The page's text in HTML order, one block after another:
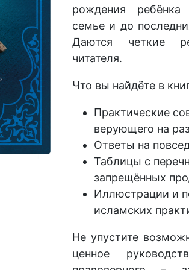
рождения
семье и до
Даются четкие
читателя.
Что вы найдёте в
Практические
верующего на
Ответы на
Таблицы с
запрещённых
Иллюстрации и
исламских
Не упустите
ценное